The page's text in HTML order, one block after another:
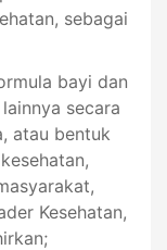
sebagai
bayi dan
secara
atau bentuk
Kesehatan,